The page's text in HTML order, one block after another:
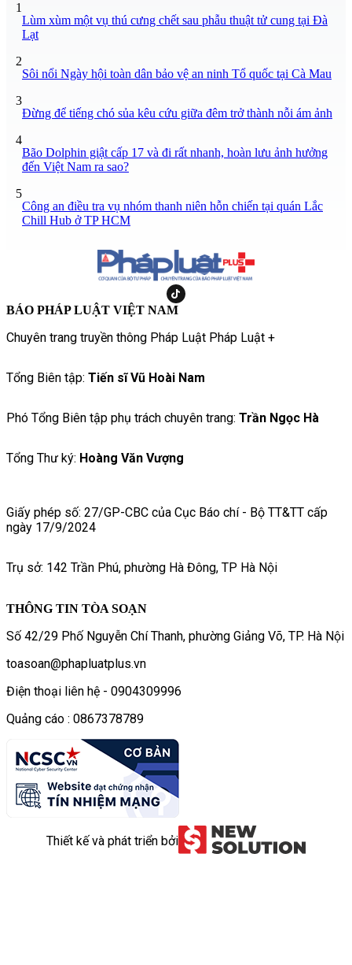
1
Lùm xùm một vụ thú cưng chết sau phẫu thuật tử cung tại Đà
Lạt
2
Sôi nổi Ngày hội toàn dân bảo vệ an ninh Tổ quốc tại Cà Mau
3
Đừng để tiếng chó sủa kêu cứu giữa đêm trở thành nỗi ám ảnh
4
Bão Dolphin giật cấp 17 và đi rất nhanh, hoàn lưu ảnh hưởng
đến Việt Nam ra sao?
5
Công an điều tra vụ nhóm thanh niên hỗn chiến tại quán Lắc
Chill Hub ở TP HCM
BÁO PHÁP LUẬT VIỆT NAM
Chuyên trang truyền thông Pháp Luật Pháp Luật +
Tổng Biên tập: Tiến sĩ Vũ Hoài Nam
Phó Tổng Biên tập phụ trách chuyên trang: Trần Ngọc Hà
Tổng Thư ký: Hoàng Văn Vượng
Giấy phép số: 27/GP-CBC của Cục Báo chí - Bộ TT&TT cấp
ngày 17/9/2024
Trụ sở: 142 Trần Phú, phường Hà Đông, TP Hà Nội
THÔNG TIN TÒA SOẠN
Số 42/29 Phố Nguyễn Chí Thanh, phường Giảng Võ, TP. Hà Nội
toasoan@phapluatplus.vn
Điện thoại liên hệ - 0904309996
Quảng cáo : 0867378789
Thiết kế và phát triển bởi